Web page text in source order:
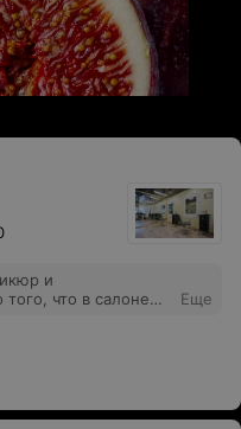
и
что в салоне
мере мне так
Еще